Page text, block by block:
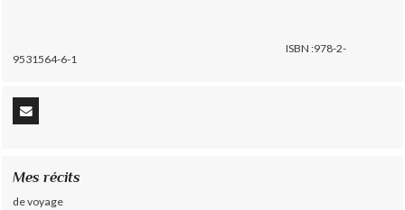
ISBN :978-2-
9531564-6-1
Mes récits
de voyage